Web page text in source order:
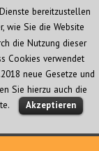
MENÜ
UND
bereitzustellen
wie Sie die Website
die Nutzung dieser
Cookies verwendet
neue Gesetze und
Sie hierzu auch die
Akzeptieren